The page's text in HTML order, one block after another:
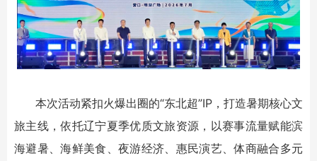
本次活动紧扣火爆出圈的“东北超”IP，打造暑期核心文
旅主线，依托辽宁夏季优质文旅资源，以赛事流量赋能滨
海避暑、海鲜美食、夜游经济、惠民演艺、体商融合多元